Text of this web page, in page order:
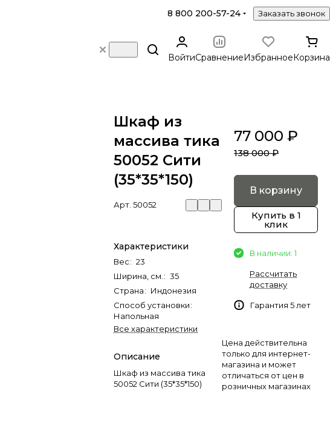
8 800 200-57-24 Заказать звонок
ВойтиСравнениеИзбранноеКорзина
Шкаф из
массива тика
50052 Сити
(35*35*150)
Арт. 50052
Характеристики
Вес: 23
Ширина, см. : 35
Страна: Индонезия
Способ установки:
Напольная
Все характеристики
Описание
Шкаф из массива тика
50052 Сити (35*35*150)
77 000 ₽
138 000 ₽
В корзину
Купить в 1
клик
В наличии: 1
Рассчитать
доставку
Гарантия 5 лет
Цена действительна
только для интернет-
магазина и может
отличаться от цен в
розничных магазинах